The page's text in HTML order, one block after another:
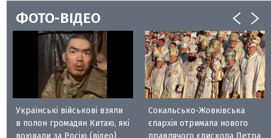
ФОТО-ВІДЕО
Українські військові взяли
в полон громадян Китаю, які
воювали за Росію (відео)
Сокальсько-Жовківська
єпархія отримала нового
правлячого єпископа Петра